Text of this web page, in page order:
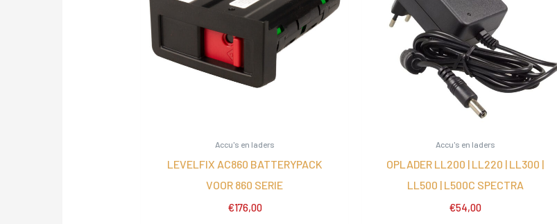
Accu's en laders
LEVELFIX AC860 BATTERYPACK
VOOR 860 SERIE
€176,00
Accu's en laders
OPLADER LL200 | LL220 | LL300 |
LL500 | L500C SPECTRA
€54,00